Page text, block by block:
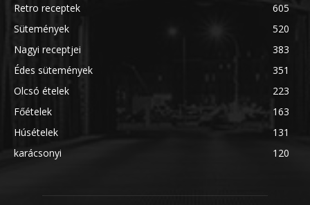
Retro receptek
605
Sütemények
520
Nagyi receptjei
383
Édes sütemények
351
Olcsó ételek
223
Főételek
163
Húsételek
131
karácsonyi
120